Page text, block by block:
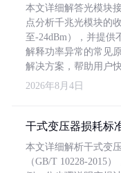
本文详细解答光模块
点分析千兆光模块的
至-24dBm），并提供
解释功率异常的常见
解决方案，帮助用户
2026年8月4日
干式变压器损耗标
本文详细解析干式变
（GB/T 10228-2015